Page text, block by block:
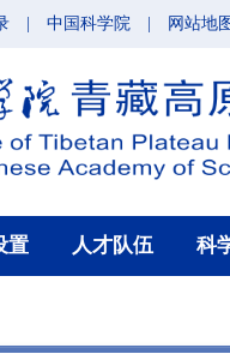
中国科学院 网站地
置 人才队伍 科